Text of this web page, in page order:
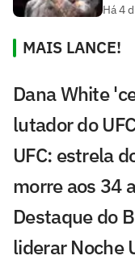
Há 4
MAIS LANCE!
Dana White
lutador do
UFC: estrela
morre aos 34
Destaque do
liderar Noche